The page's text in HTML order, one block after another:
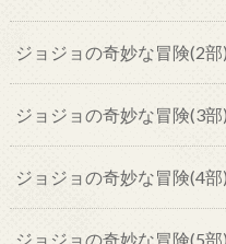
スティール・ボール・ラン
ストーンオーシャン
ドラゴンボール
ドラマ